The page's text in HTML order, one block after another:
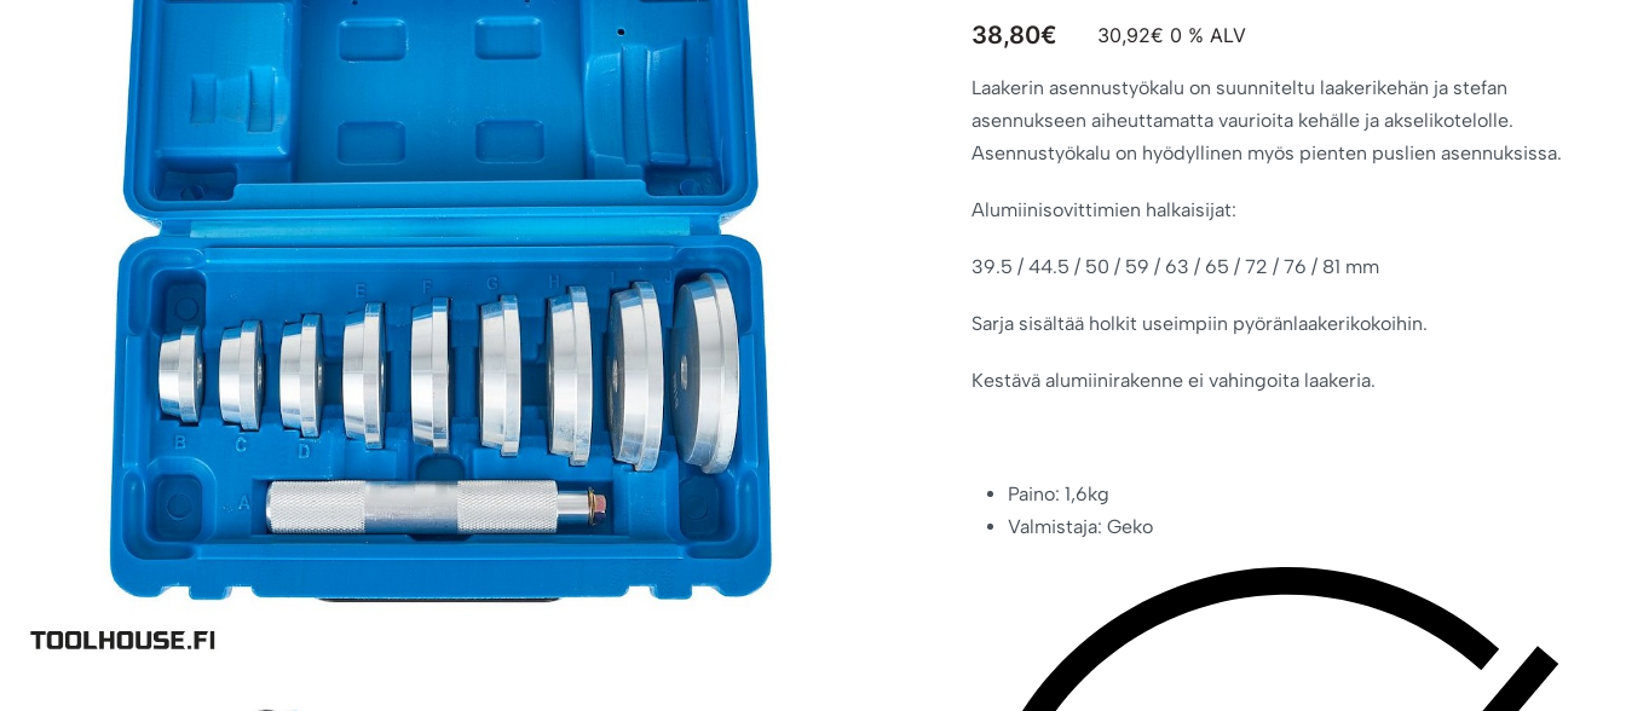
38,80€ 30,92€ 0 % ALV
Laakerin asennustyökalu on suunniteltu laakerikehän ja stefan
asennukseen aiheuttamatta vaurioita kehälle ja akselikotelolle.
Asennustyökalu on hyödyllinen myös pienten puslien asennuksissa.
Alumiinisovittimien halkaisijat:
39.5 / 44.5 / 50 / 59 / 63 / 65 / 72 / 76 / 81 mm
Sarja sisältää holkit useimpiin pyöränlaakerikokoihin.
Kestävä alumiinirakenne ei vahingoita laakeria.
Paino: 1,6kg
Valmistaja: Geko